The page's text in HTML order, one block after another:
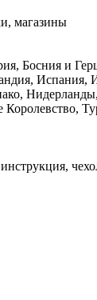
магазины
Босния и
Испания,